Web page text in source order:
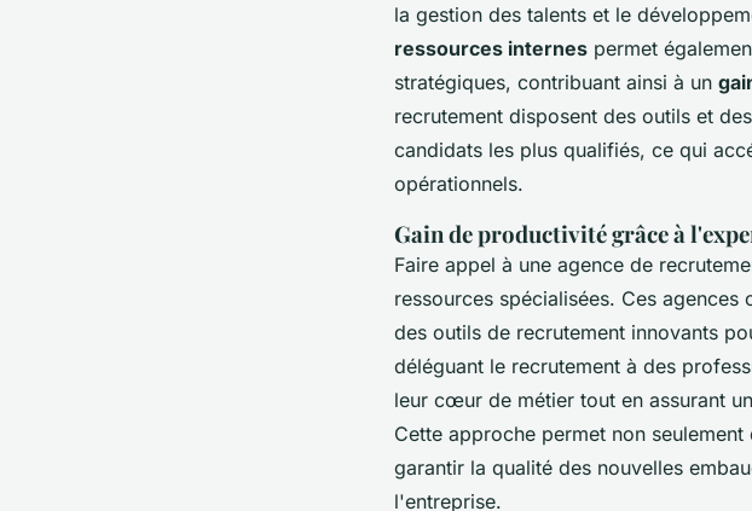
la gestion des talents et le
ressources internes permet
stratégiques, contribuant ainsi à un
recrutement disposent des outils et
candidats les plus qualifiés, ce qui
opérationnels.
Gain de productivité grâce à
Faire appel à une agence de
ressources spécialisées. Ces
des outils de recrutement innovants
déléguant le recrutement à des
leur cœur de métier tout en assurant
Cette approche permet non seulement
garantir la qualité des nouvelles
l'entreprise.